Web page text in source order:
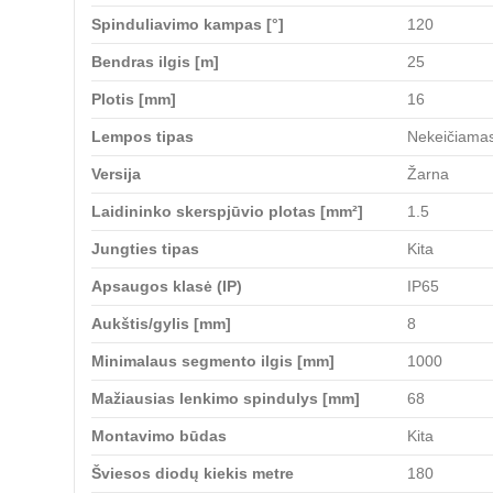
Spinduliavimo kampas [°] 120
Bendras ilgis [m] 25
Plotis [mm] 16
Lempos tipas
Versija Žarna
Laidininko skerspjūvio plotas [mm²] 1.5
Jungties tipas Kita
Apsaugos klasė (IP) IP65
Aukštis/gylis [mm] 8
Minimalaus segmento ilgis [mm] 1000
Mažiausias lenkimo spindulys [mm] 68
Montavimo būdas Kita
Šviesos diodų kiekis metre 180